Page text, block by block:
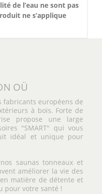
de l’eau ne sont pas
ne s’applique
OÜ
fabricants européens de
à bois. Forte de
propose une large
"SMART" qui vous
idéal et unique pour
saunas tonneaux et
améliorer la vie des
matière de détente et
pour votre santé !